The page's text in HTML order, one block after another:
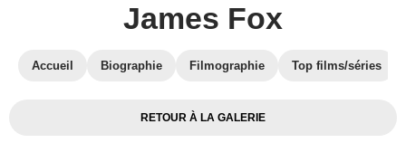
James Fox
Accueil Biographie Filmographie Top films/séries
RETOUR À LA GALERIE